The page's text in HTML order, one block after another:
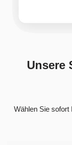
Unsere
Wählen Sie sofort